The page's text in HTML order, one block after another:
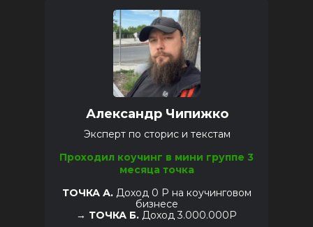
Эксперт по сторис и текстам
Проходил коучинг в мини группе 3
месяца точка
Александр Чипижко
ТОЧКА А.Доход 0 Р на коучинговом
бизнесе
→ ТОЧКА Б. Доход 3.000.000Р